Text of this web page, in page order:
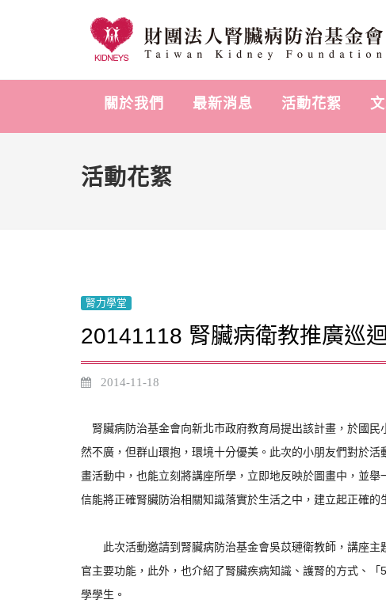
關於我們 最新消息 活動花絮
活動花絮
腎力學堂
20141118 腎臟病衛教推廣巡
2014-11-18
腎臟病防治基金會向新北市政府教育局提出該計畫，於國
然不廣，但群山環抱，環境十分優美。此次的小朋友們對於
畫活動中，也能立刻將講座所學，立即地反映於圖畫中，並
信能將正確腎臟防治相關知識落實於生活之中，建立起正確的
此次活動邀請到腎臟病防治基金會吳苡璉衛教師，講座主
官主要功能，此外，也介紹了腎臟疾病知識、護腎的方式、
學學生。